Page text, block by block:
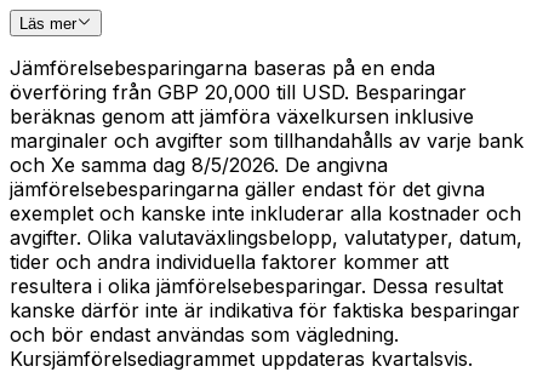
Läs mer
Jämförelsebesparingarna baseras på en enda
överföring från GBP 20,000 till USD. Besparingar
beräknas genom att jämföra växelkursen inklusive
marginaler och avgifter som tillhandahålls av varje bank
och Xe samma dag 8/5/2026. De angivna
jämförelsebesparingarna gäller endast för det givna
exemplet och kanske inte inkluderar alla kostnader och
avgifter. Olika valutaväxlingsbelopp, valutatyper, datum,
tider och andra individuella faktorer kommer att
resultera i olika jämförelsebesparingar. Dessa resultat
kanske därför inte är indikativa för faktiska besparingar
och bör endast användas som vägledning.
Kursjämförelsediagrammet uppdateras kvartalsvis.